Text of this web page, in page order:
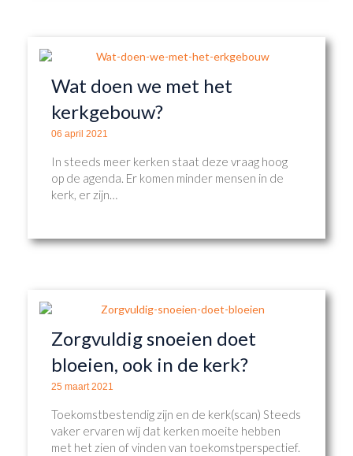
Wat doen we met het
kerkgebouw?
06 april 2021
In steeds meer kerken staat deze vraag hoog
op de agenda. Er komen minder mensen in de
kerk, er zijn…
Zorgvuldig snoeien doet
bloeien, ook in de kerk?
25 maart 2021
Toekomstbestendig zijn en de kerk(scan) Steeds
vaker ervaren wij dat kerken moeite hebben
met het zien of vinden van toekomstperspectief.